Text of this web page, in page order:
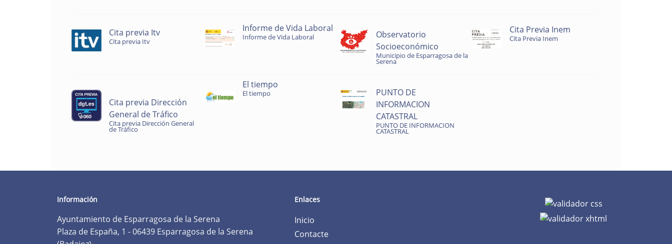
Cita previa Itv
Cita previa Itv
Informe de Vida Laboral
Informe de Vida Laboral
Observatorio
Socioeconómico
Municipio de Esparragosa de la
Serena
Cita Previa Inem
Cita Previa Inem
Cita previa Dirección
General de Tráfico
Cita previa Dirección General
de Tráfico
El tiempo
El tiempo
PUNTO DE
INFORMACION
CATASTRAL
PUNTO DE INFORMACION
CATASTRAL
Información
Ayuntamiento de Esparragosa de la Serena
Plaza de España, 1 - 06439 Esparragosa de la Serena
Enlaces
Inicio
Contacte